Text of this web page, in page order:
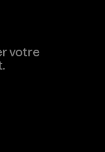
votre